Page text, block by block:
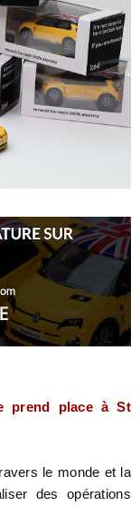
prend place à St
le monde et la
des opérations